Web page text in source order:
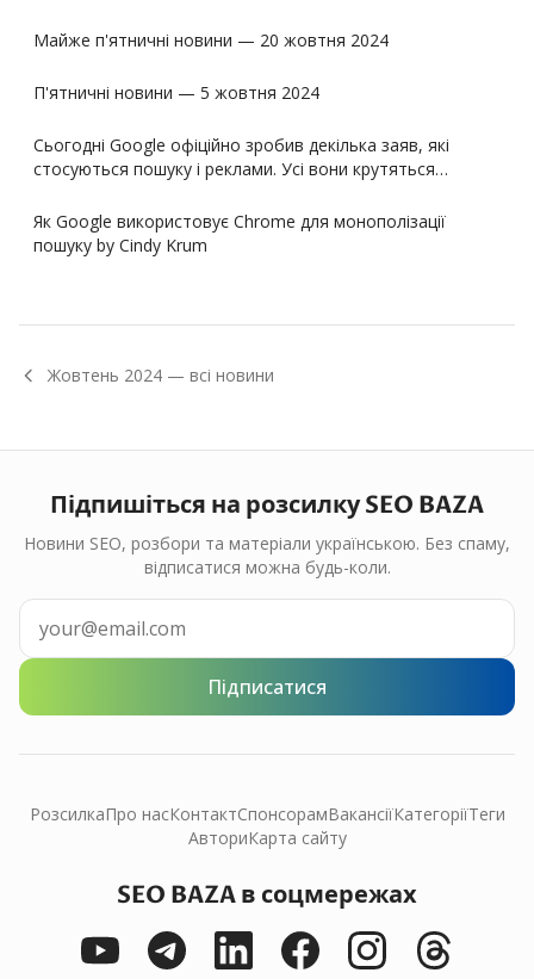
Майже п'ятничні новини — 20 жовтня 2024
П'ятничні новини — 5 жовтня 2024
Сьогодні Google офіційно зробив декілька заяв, які
стосуються пошуку і реклами. Усі вони крутяться…
Як Google використовує Chrome для монополізації
пошуку by Cindy Krum
Жовтень 2024 — всі новини
Підпишіться на розсилку SEO BAZA
Новини SEO, розбори та матеріали українською. Без спаму,
відписатися можна будь-коли.
Підписатися
РозсилкаПро насКонтактСпонсорамВакансіїКатегоріїТеги
АвториКарта сайту
SEO BAZA в соцмережах